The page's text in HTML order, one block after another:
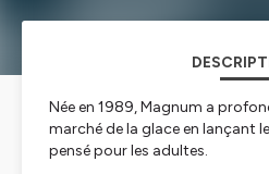
Née en 1989, Magnum a
marché de la glace en lançant
pensé pour les adultes.